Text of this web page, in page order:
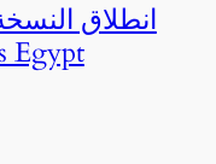
انطلاق